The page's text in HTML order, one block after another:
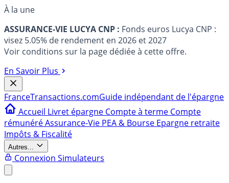
À la une
ASSURANCE-VIE LUCYA CNP : Fonds euros Lucya CNP :
visez 5.05% de rendement en 2026 et 2027
Voir conditions sur la page dédiée à cette offre.
En Savoir Plus
FranceTransactions.comGuide indépendant de l'épargne
Accueil Livret épargne Compte à terme Compte
rémunéréAssurance-Vie PEA & Bourse Epargne retraite
Impôts & Fiscalité
Autres...
Connexion Simulateurs